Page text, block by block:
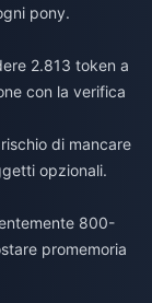
pony.
2.813 token a
con la verifica
di mancare
opzionali.
800-
promemoria